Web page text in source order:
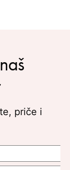
priče i